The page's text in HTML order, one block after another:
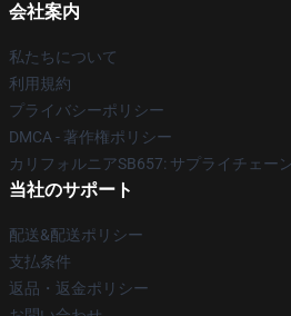
会社案内
私たちについて
利用規約
プライバシーポリシー
DMCA - 著作権ポリシー
カリフォルニアSB657: サプライチェー
当社のサポート
配送&配送ポリシー
支払条件
返品・返金ポリシー